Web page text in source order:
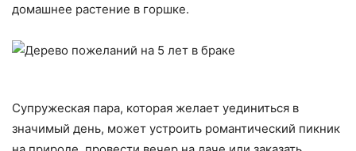
домашнее растение в горшке.
Супружеская пара, которая желает уединиться в
значимый день, может устроить романтический пикник